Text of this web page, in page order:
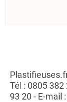
Tél : 0805
93 20 - E-mail